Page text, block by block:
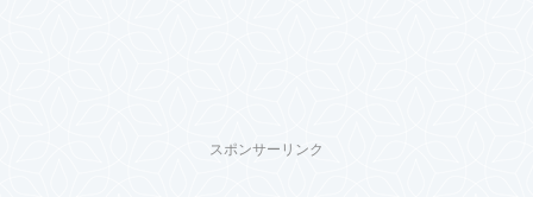
スポンサーリンク